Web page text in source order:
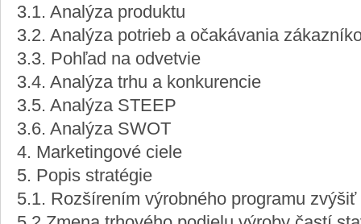
3.1. Analýza produktu
3.2. Analýza potrieb a očakávania
3.3. Pohľad na odvetvie
3.4. Analýza trhu a konkurencie
3.5. Analýza STEEP
3.6. Analýza SWOT
4. Marketingové ciele
5. Popis stratégie
5.1. Rozšírením výrobného programu zvýšiť